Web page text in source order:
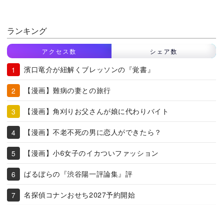
ランキング
アクセス数 シェア数
濱口竜介が紐解くブレッソンの『覚書』
【漫画】難病の妻との旅行
【漫画】角刈りお父さんが娘に代わりバイト
【漫画】不老不死の男に恋人ができたら？
【漫画】小6女子のイカついファッション
ばるぼらの『渋谷陽一評論集』評
名探偵コナンおせち2027予約開始